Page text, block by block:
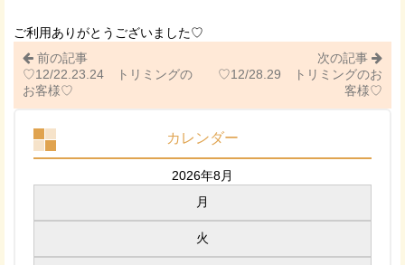
ご利用ありがとうございました♡
前の記事
♡12/22.23.24 トリミングの
お客様♡
次の記事
♡12/28.29 トリミングのお
客様♡
カレンダー
2026年8月
月
火